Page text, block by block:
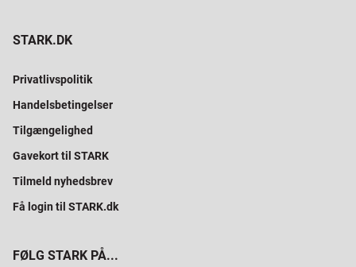
STARK.DK
Privatlivspolitik
Handelsbetingelser
Tilgængelighed
Gavekort til STARK
Tilmeld nyhedsbrev
Få login til STARK.dk
FØLG STARK PÅ...